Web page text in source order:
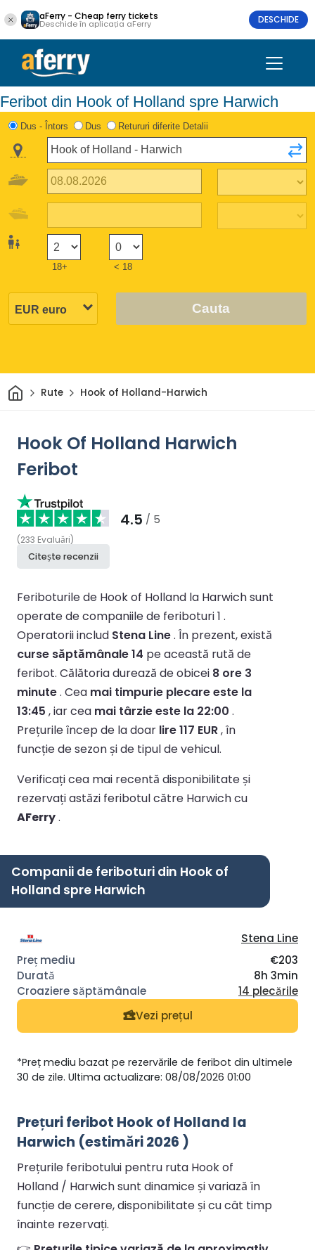
aFerry - Cheap ferry tickets
Deschide în aplicația aFerry DESCHIDE
Feribot din Hook of Holland spre Harwich
Dus - Întors Dus Retururi diferite Detalii
18+ < 18
Cauta
AcasăRute Hook of Holland-Harwich
Hook Of Holland Harwich
Feribot
4.5 / 5
(233 Evaluări)
Citește recenzii
Feriboturile de Hook of Holland la Harwich sunt
operate de companiile de feriboturi 1 .
Operatorii includ Stena Line. În prezent, există
curse săptămânale 14 pe această rută de
feribot. Călătoria durează de obicei 8 ore 3
minute. Cea mai timpurie plecare este la
13:45 , iar cea mai târzie este la 22:00 .
Prețurile încep de la doar lire 117 EUR, în
funcție de sezon și de tipul de vehicul.
Verificați cea mai recentă disponibilitate și
rezervați astăzi feribotul către Harwich cu
AFerry.
Companii de feriboturi din Hook of
Holland spre Harwich
Stena Line
€203
8h 3min
14 plecările
Vezi prețul
*Preț mediu bazat pe rezervările de feribot din ultimele
30 de zile. Ultima actualizare: 08/08/2026 01:00
Prețuri feribot Hook of Holland la
Harwich (estimări 2026 )
Prețurile feribotului pentru ruta Hook of
Holland / Harwich sunt dinamice și variază în
funcție de cerere, disponibilitate și cu cât timp
înainte rezervați.